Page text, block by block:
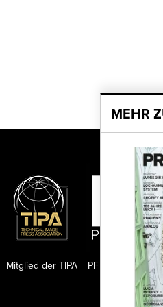
MEHR
PF Publishing
Mitglied der TIPA